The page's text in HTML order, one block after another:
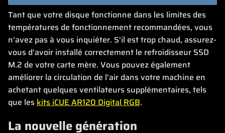
Tant que votre disque fonctionne dans les limites des
températures de fonctionnement recommandées, vous
n'avez pas à vous inquiéter. S'il est trop chaud, assurez-
vous d'avoir installé correctement le refroidisseur SSD
M.2 de votre carte mère. Vous pouvez également
améliorer la circulation de l'air dans votre machine en
achetant quelques ventilateurs supplémentaires, tels
que leskits iCUE AR120 Digital RGB.
La nouvelle génération